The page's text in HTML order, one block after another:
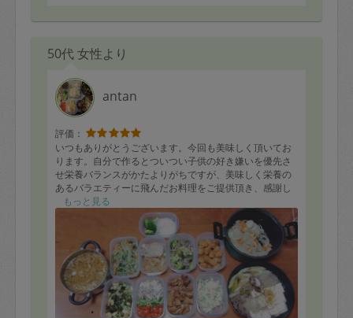
50代 女性より
antan
評価：
いつもありがとうございます。今回も美味しく頂いてお
ります。自分で作るとついつい子供の好き嫌いを優先さ
せ栄養バランスがかたよりがちですが、美味しく栄養の
あるバラエティーに飛んだお料理をご提供頂き、感謝し
ております。会社から遅く帰宅した時でも、栄養バラン
スのとれた美味しいお料理を子どもたちにさっと出せる
のが、なにもりもありがたいです。今後ともどうぞよろ
しくおねがいします。写真にはありませんが、炊き込み
ごはんもありがとうございました。
もっと見る